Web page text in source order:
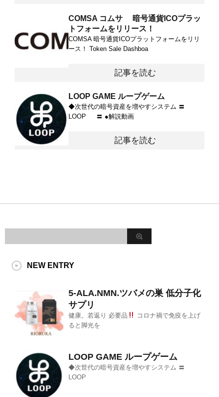
COMSA コムサ 暗号通貨ICOプラッ
トフォームをリリース！
COMSA 暗号通貨ICOプラットフォームをリリ
ース！ Token Sale Dashboa
記事を読む
LOOP GAME ループゲーム
◆次世代の暗号資産を増やすシステム 〓
LOOP 〓 ●解説動画
記事を読む
NEW ENTRY
5-ALA.NMN.ツバメの巣 低分子化
サプリ
健康。若返り 必要品
コロナ禍で免疫を上げ
ると脚光を
LOOP GAME ループゲーム
◆次世代の暗号資産を増やすシステム 〓
LOOP